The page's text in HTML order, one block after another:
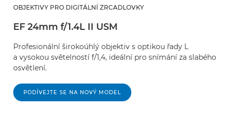
OBJEKTIVY PRO DIGITÁLNÍ ZRCADLOVKY
EF 24mm f/1.4L II USM
Profesionální širokoúhlý objektiv s optikou řady L
a vysokou světelností f/1,4, ideální pro snímání za slabého
osvětlení.
PODÍVEJTE SE NA NOVÝ MODEL